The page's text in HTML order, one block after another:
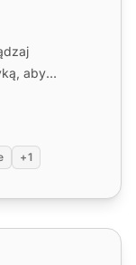
aby
+1
| LiveAgent